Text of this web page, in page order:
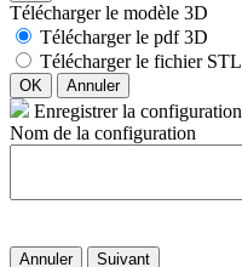
Télécharger le modèle 3D
Télécharger le pdf 3D
Télécharger le fichier STL
OK Annuler
Enregistrer la configuration
Nom de la configuration
Annuler Suivant